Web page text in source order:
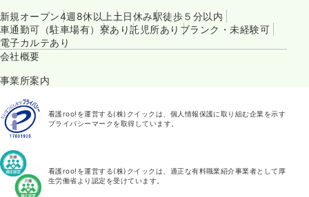
新規オープン4週8休以上 土日休み駅徒歩５分以内
車通勤可（駐車場有） 寮あり託児所あり ブランク・未経験可
電子カルテあり
会社概要
事業所案内
看護roo!を運営する(株)クイックは、個人情報保護に取り組む企業を示す
プライバシーマークを取得しています。
看護roo!を運営する(株)クイックは、適正な有料職業紹介事業者として厚
生労働省より認定を受けています。